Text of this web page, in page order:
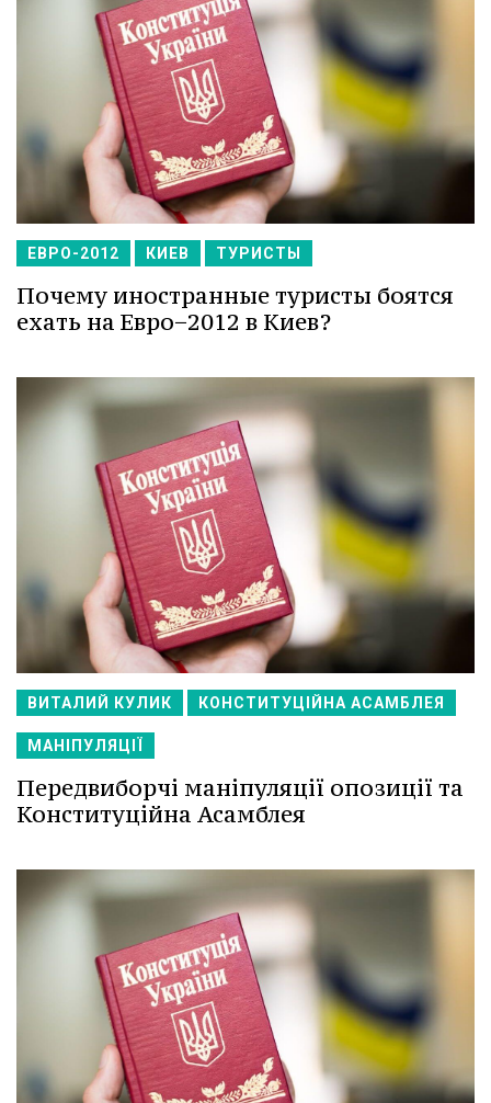
ЕВРО-2012 КИЕВ ТУРИСТЫ
Почему иностранные туристы боятся
ехать на Евро−2012 в Киев?
ВИТАЛИЙ КУЛИК КОНСТИТУЦІЙНА АСАМБЛЕЯ
МАНІПУЛЯЦІЇ
Передвиборчі маніпуляції опозиції та
Конституційна Асамблея